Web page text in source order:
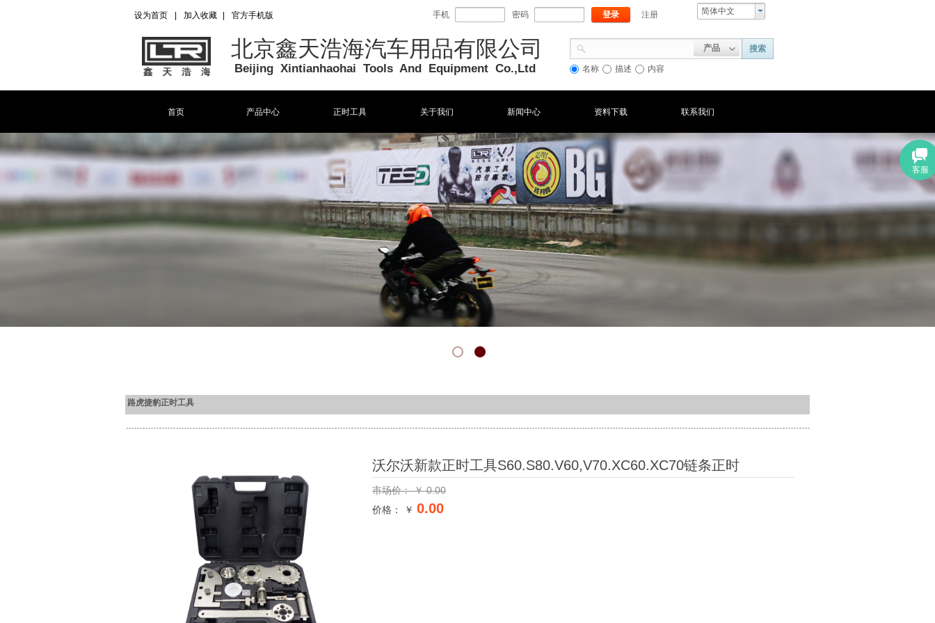
官方手机版
北京鑫天浩海汽车用品有限公司
Beijing Xintianhaohai Tools And Equipment Co.,Ltd
设为首页 加入收藏 手机 密码 登录 注册
产品 搜索
名称 描述 内容
简体中文
首页 产品中心 正时工具 关于我们 新闻中心 资料下载 联系我们
路虎捷豹正时工具
沃尔沃新款正时工具S60.S80.V60,V70.XC60.XC70链条正时
市场价：￥0.00
价格： ￥ 0.00
客服